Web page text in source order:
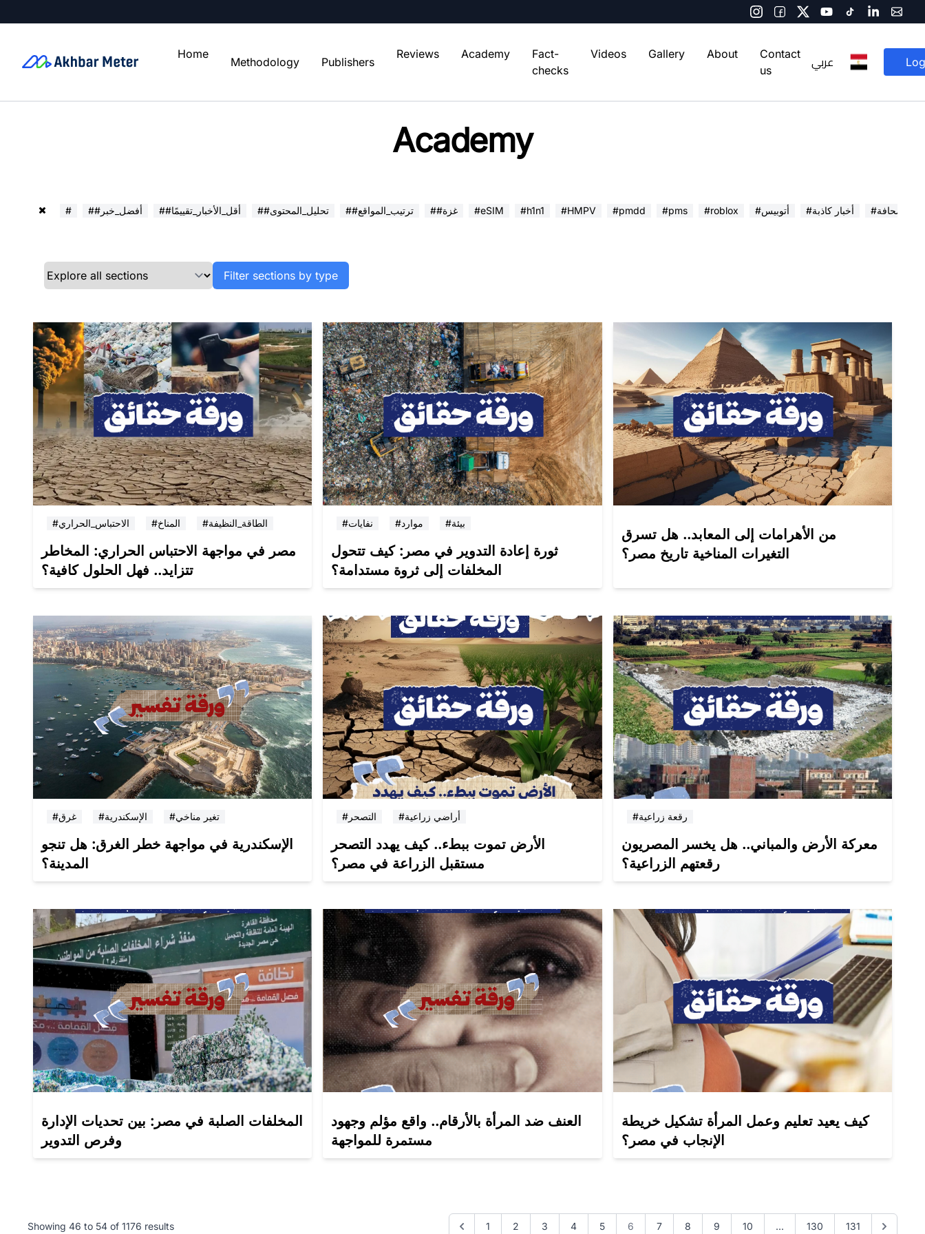
Home
Methodology Publishers
Reviews Academy
Fact-
checks
Videos Gallery About
Contact
us
عربي
Academy
# ##أفضل_خبر ##أقل_الأخبار_تقييمًا ##تحليل_المحتوى ##ترتيب_المواقع ##غزة #eSIM #h1n1 #HMPV #pmdd #pms #roblox #أتوبيس #أخبار كاذبة في الصحافة
Filter sections by type
#الاحتباس_الحراري #المناخ #الطاقة_النظيفة
مصر في مواجهة الاحتباس الحراري: المخاطر
تتزايد.. فهل الحلول كافية؟
#نفايات #موارد #بيئة
ثورة إعادة التدوير في مصر: كيف تتحول
المخلفات إلى ثروة مستدامة؟
من الأهرامات إلى المعابد.. هل تسرق
التغيرات المناخية تاريخ مصر؟
#غرق #الإسكندرية #تغير مناخي
الإسكندرية في مواجهة خطر الغرق: هل تنجو
المدينة؟
#التصحر #أراضي زراعية
الأرض تموت ببطء.. كيف يهدد التصحر
مستقبل الزراعة في مصر؟
#رقعة زراعية
معركة الأرض والمباني.. هل يخسر المصريون
رقعتهم الزراعية؟
المخلفات الصلبة في مصر: بين تحديات الإدارة
وفرص التدوير
العنف ضد المرأة بالأرقام.. واقع مؤلم وجهود
مستمرة للمواجهة
كيف يعيد تعليم وعمل المرأة تشكيل خريطة
الإنجاب في مصر؟
Showing 46 to 54 of 1176 results 1 2 3 4 5 6 7 8 9 10 ... 130 131